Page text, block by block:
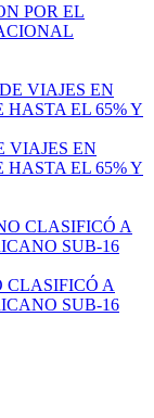
POR EL
VIAJES EN
HASTA EL 65% Y
CLASIFICÓ A
SUB-16